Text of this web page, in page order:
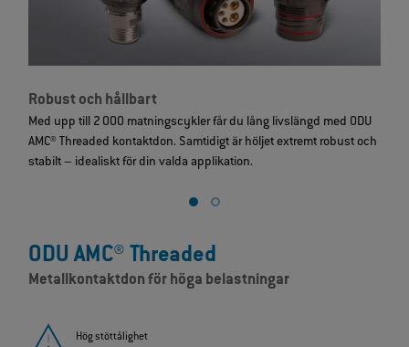
Robust och hållbart
Med upp till 2 000 matningscykler får du lång livslängd med ODU
AMC® Threaded kontaktdon. Samtidigt är höljet extremt robust och
stabilt – idealiskt för din valda applikation.
ODU AMC® Threaded
Metallkontaktdon för höga belastningar
Hög stöttålighet